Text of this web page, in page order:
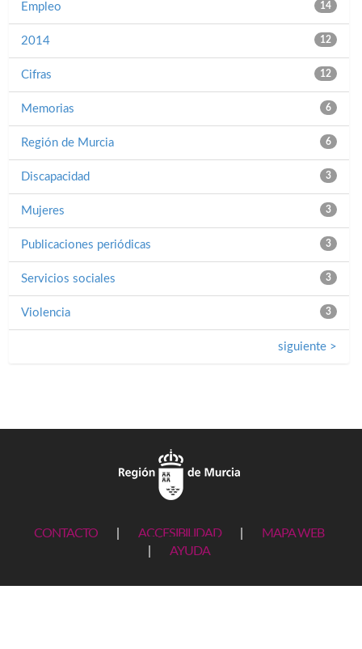
14
Empleo
12
2014
12
Cifras
6
Memorias
6
Región de Murcia
3
Discapacidad
3
Mujeres
3
Publicaciones periódicas
3
Servicios sociales
3
Violencia
siguiente >
CONTACTO ACCESIBILIDAD
MAPA WEB
AYUDA